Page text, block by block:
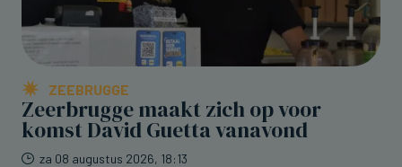
ZEEBRUGGE
Zeerbrugge maakt zich op voor
komst David Guetta vanavond
za 08 augustus 2026, 18:13